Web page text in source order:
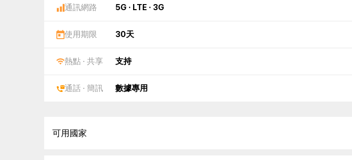
通訊網路 5G · LTE · 3G
使用期限 30天
熱點 · 共享 支持
通話 · 簡訊 數據專用
可用國家